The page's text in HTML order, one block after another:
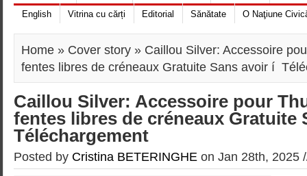
English
Vitrina cu cărți Editorial Sănătate O Naţiune
Home » Cover story » Caillou Silver: Accessoire
fentes libres de créneaux Gratuite Sans avoir í
Caillou Silver: Accessoire pour
fentes libres de créneaux Gratuite
Téléchargement
Posted by Cristina BETERINGHE on Jan 28th, 2025